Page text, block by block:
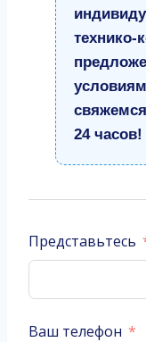
24 часов!
Представьтесь
Ваш телефон